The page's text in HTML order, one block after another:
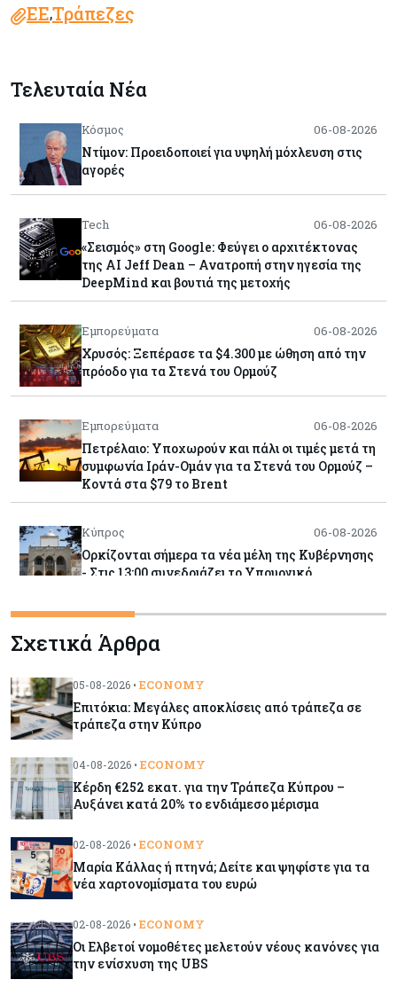
ΕΕ,Τράπεζες
Τελευταία Νέα
Κόσμος 06-08-2026
Ντίμον: Προειδοποιεί για υψηλή μόχλευση στις
αγορές
Tech 06-08-2026
«Σεισμός» στη Google: Φεύγει ο αρχιτέκτονας
της AI Jeff Dean – Ανατροπή στην ηγεσία της
DeepMind και βουτιά της μετοχής
Εμπορεύματα 06-08-2026
Χρυσός: Ξεπέρασε τα $4.300 με ώθηση από την
πρόοδο για τα Στενά του Ορμούζ
Εμπορεύματα 06-08-2026
Πετρέλαιο: Υποχωρούν και πάλι οι τιμές μετά τη
συμφωνία Ιράν-Ομάν για τα Στενά του Ορμούζ –
Κοντά στα $79 το Brent
Κύπρος 06-08-2026
Ορκίζονται σήμερα τα νέα μέλη της Κυβέρνησης
- Στις 13:00 συνεδριάζει το Υπουργικό
Τα νέα θωρηκτά των ΗΠΑ που θα φέρουν το
κοστίσουν $275 δισ.
Ενέργεια
στην πρίζα
Politico: Ο Τραμπ απειλεί την Ε.Ε. με νέους
δασμούς αλλά η Ένωση «δεν τσιμπάει»
Τουρισμός
Μάζεψαν τις απώλειες τα κυπριακά
αεροδρόμια μέσα στο καλοκαίρι
Σχετικά Άρθρα
05-08-2026 • ECONOMY
Επιτόκια: Μεγάλες αποκλίσεις από τράπεζα σε
τράπεζα στην Κύπρο
04-08-2026 • ECONOMY
Κέρδη €252 εκατ. για την Τράπεζα Κύπρου –
Αυξάνει κατά 20% το ενδιάμεσο μέρισμα
02-08-2026 • ECONOMY
Μαρία Κάλλας ή πτηνά; Δείτε και ψηφίστε για τα
νέα χαρτονομίσματα του ευρώ
02-08-2026 • ECONOMY
Οι Ελβετοί νομοθέτες μελετούν νέους κανόνες για
την ενίσχυση της UBS